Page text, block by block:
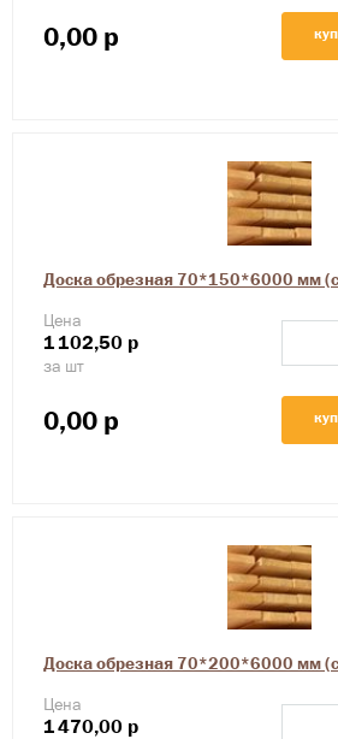
0,00 р
Доска обрезная 70*150*6000 мм
Цена
1102,50 р
за шт
0,00 р
Доска обрезная 70*200*6000 мм
Цена
1470,00 р